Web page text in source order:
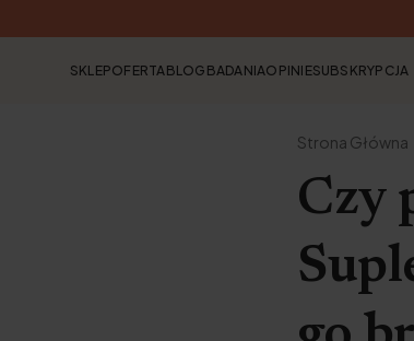
SKLEPOFERTA BLOG BADANIAOPINIESUBSKRYPCJA
Strona Główna
Czy